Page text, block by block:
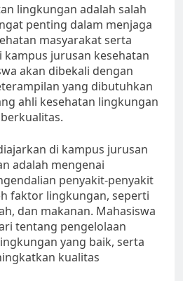
lingkungan adalah salah
penting dalam menjaga
masyarakat serta
jurusan kesehatan
akan dibekali dengan
yang dibutuhkan
ahli kesehatan lingkungan
di kampus jurusan
adalah mengenai
penyakit-penyakit
faktor lingkungan, seperti
dan makanan. Mahasiswa
tentang pengelolaan
yang baik, serta
kualitas